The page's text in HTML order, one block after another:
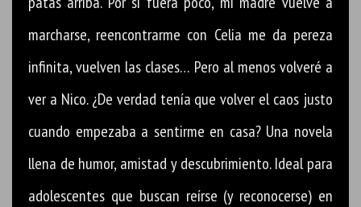
marcharse, reencontrarme con Celia me da pereza
infinita, vuelven las clases… Pero al menos volveré a
ver a Nico. ¿De verdad tenía que volver el caos justo
cuando empezaba a sentirme en casa? Una novela
llena de humor, amistad y descubrimiento. Ideal para
adolescentes que buscan reírse (y reconocerse) en